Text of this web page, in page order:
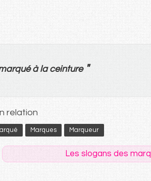
à la ceinture "
relation
Marques Marqueur
Les slogans des